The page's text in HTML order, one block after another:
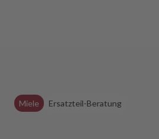
Miele Ersatzteil-Beratung